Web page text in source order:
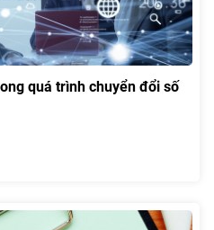
quá trình chuyển đổi số